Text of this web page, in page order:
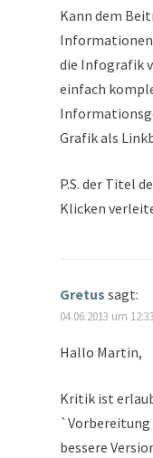
Kann dem
Informationen
die Infografik
einfach
Grafik als
P.S. der Titel
Klicken
Gretus sagt:
04.06.2013 um
Hallo Martin,
Kritik ist
bessere